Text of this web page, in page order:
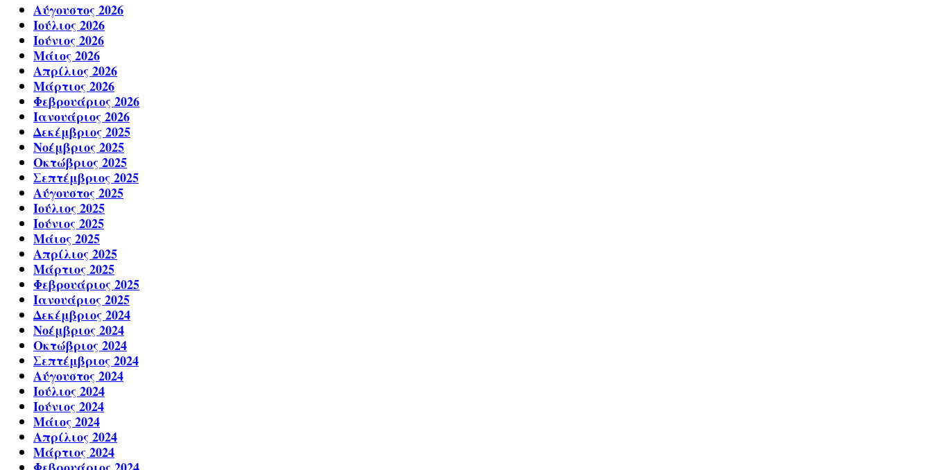
Αύγουστος 2026
Ιούλιος 2026
Ιούνιος 2026
Μάιος 2026
Απρίλιος 2026
Μάρτιος 2026
Φεβρουάριος 2026
Ιανουάριος 2026
Δεκέμβριος 2025
Νοέμβριος 2025
Οκτώβριος 2025
Σεπτέμβριος 2025
Αύγουστος 2025
Ιούλιος 2025
Ιούνιος 2025
Μάιος 2025
Απρίλιος 2025
Μάρτιος 2025
Φεβρουάριος 2025
Ιανουάριος 2025
Δεκέμβριος 2024
Νοέμβριος 2024
Οκτώβριος 2024
Σεπτέμβριος 2024
Αύγουστος 2024
Ιούλιος 2024
Ιούνιος 2024
Μάιος 2024
Απρίλιος 2024
Μάρτιος 2024